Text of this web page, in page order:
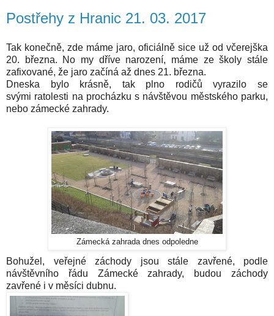
Postřehy z Hranic 21. 03. 2017
Tak konečně, zde máme jaro, oficiálně sice už od včerejška
20. března. No my dříve narození, máme ze školy stále
zafixované, že jaro začíná až dnes 21. března.
Dneska bylo krásně, tak plno rodičů vyrazilo se
svými ratolesti na procházku s návštěvou městského parku,
nebo zámecké zahrady.
Zámecká zahrada dnes odpoledne
Bohužel, veřejné záchody jsou stále zavřené, podle
návštěvního řádu Zámecké zahrady, budou záchody
zavřené i v měsíci dubnu.